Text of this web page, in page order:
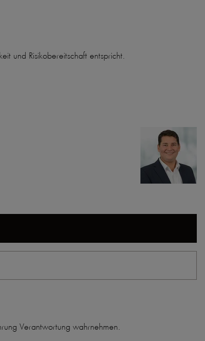
und Risikobereitschaft entspricht.
Verantwortung wahrnehmen.